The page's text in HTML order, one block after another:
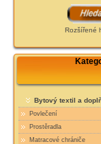
Rozšířené
Bytový textil a
Povlečení
Prostěradla
Matracové chrániče